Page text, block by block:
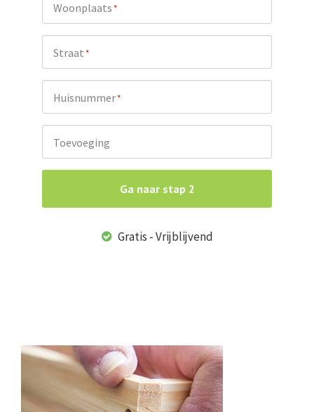
Woonplaats*
Straat*
Huisnummer*
Toevoeging
Ga naar stap 2
Gratis - Vrijblijvend